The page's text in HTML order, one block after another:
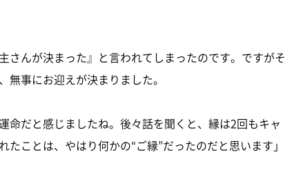
さんが決まった』と言われてしまったのです。ですがそ
事にお迎えが決まりました。
命だと感じましたね。後々話を聞くと、縁は2回もキャ
ことは、やはり何かの“ご縁”だったのだと思います」